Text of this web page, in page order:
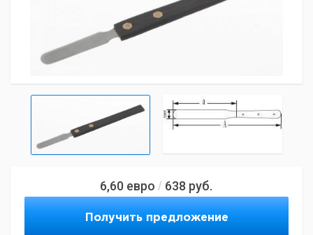
6,60 евро / 638 руб.
Получить предложение